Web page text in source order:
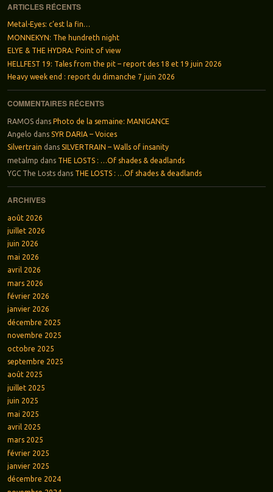
ARTICLES RÉCENTS
Metal-Eyes: c’est la fin…
MONNEKYN: The hundreth night
ELYE & THE HYDRA: Point of view
HELLFEST 19: Tales from the pit – report des 18 et 19 juin 2026
Heavy week end : report du dimanche 7 juin 2026
COMMENTAIRES RÉCENTS
RAMOSdans Photo de la semaine: MANIGANCE
Angelo dans SYR DARIA – Voices
Silvertrain dans SILVERTRAIN – Walls of insanity
metalmp dans THE LOSTS : …Of shades & deadlands
YGC The Lostsdans THE LOSTS : …Of shades & deadlands
ARCHIVES
août 2026
juillet 2026
juin 2026
mai 2026
avril 2026
mars 2026
février 2026
janvier 2026
décembre 2025
novembre 2025
octobre 2025
septembre 2025
août 2025
juillet 2025
juin 2025
mai 2025
avril 2025
mars 2025
février 2025
janvier 2025
décembre 2024